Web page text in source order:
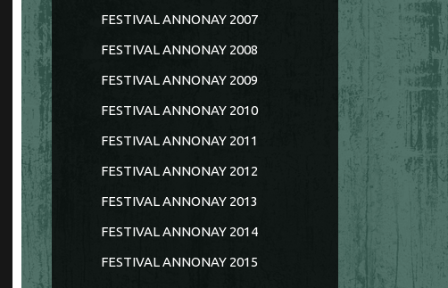
FESTIVAL ANNONAY 2007
FESTIVAL ANNONAY 2008
FESTIVAL ANNONAY 2009
FESTIVAL ANNONAY 2010
FESTIVAL ANNONAY 2011
FESTIVAL ANNONAY 2012
FESTIVAL ANNONAY 2013
FESTIVAL ANNONAY 2014
FESTIVAL ANNONAY 2015